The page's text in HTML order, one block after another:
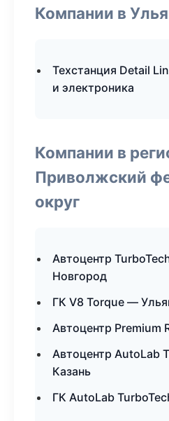
Компании в
Техстанция Detail
и электроника
Компании в
Приволжский
округ
Автоцентр
Новгород
ГК V8 Torque —
Автоцентр
Автоцентр AutoLab
Казань
ГК AutoLab